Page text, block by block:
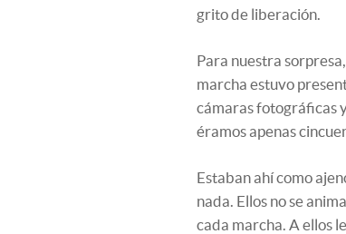
grito de liberación.
Para nuestra
marcha estuvo
cámaras fotográficas
éramos apenas
Estaban ahí como
nada. Ellos no se
cada marcha. A ellos